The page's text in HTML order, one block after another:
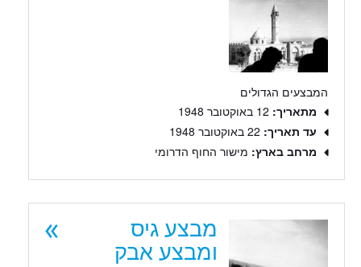
המבצעים הגדולים
מתאריך: 12 באוקטובר 1948
עד תאריך: 22 באוקטובר 1948
מרחב בארץ: מישור החוף הדרומי
מבצע גיס
ומבצע אבק